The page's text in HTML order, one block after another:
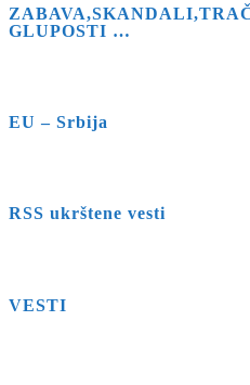
GLUPOSTI …
EU – Srbija
RSS ukrštene vesti
VESTI